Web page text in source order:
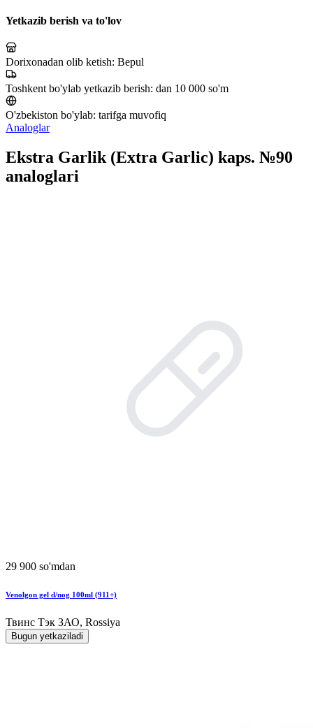
Yetkazib berish va to'lov
Dorixonadan olib ketish: Bepul
Toshkent bo'ylab yetkazib berish: dan 10 000 so'm
O'zbekiston bo'ylab: tarifga muvofiq
Analoglar
Ekstra Garlik (Extra Garlic) kaps. №90
analoglari
29 900 so'mdan
Venolgon gel d/nog 100ml (911+)
Твинс Тэк ЗАО, Rossiya
Bugun yetkaziladi